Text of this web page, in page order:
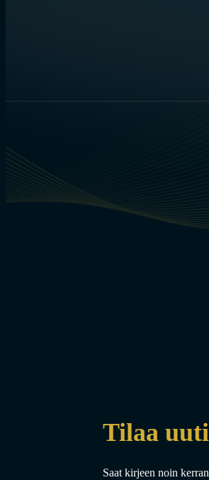
Tilaa
Saat kirjeen noin